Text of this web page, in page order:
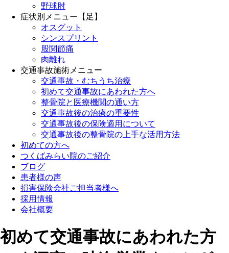
野球肘
症状別メニュー【足】
オスグット
シンスプリント
股関節痛
肉離れ
交通事故施術メニュー
交通事故・むちうち治療
初めて交通事故にあわれた方へ
整骨院と医療機関の通い方
交通事故後の治療の重要性
交通事故後の保険適用について
交通事故後の整骨院の上手な活用方法
初めての方へ
つくばみらい院のご紹介
ブログ
患者様の声
損害保険会社ご担当者様へ
採用情報
会社概要
初めて交通事故にあわれた方